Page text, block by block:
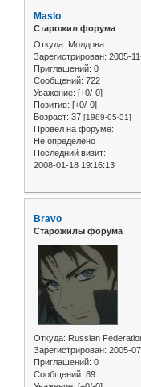
Maslo
Старожил форума
Откуда: Молдова
Зарегистрирован: 2005-
Приглашений: 0
Сообщений: 722
Уважение: [+0/-0]
Позитив: [+0/-0]
Возраст: 37 [1989-05-31]
Провел на форуме:
Не определено
Последний визит:
2008-01-18 19:16:13
Bravo
Старожилы форума
Откуда: Russian
Зарегистрирован: 2005-
Приглашений: 0
Сообщений: 89